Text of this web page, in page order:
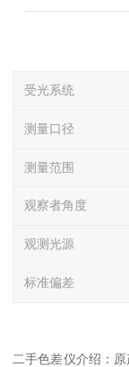
受光系统
测量口径
测量范围
观察者角度
观测光源
标准偏差
二手色差仪介绍：